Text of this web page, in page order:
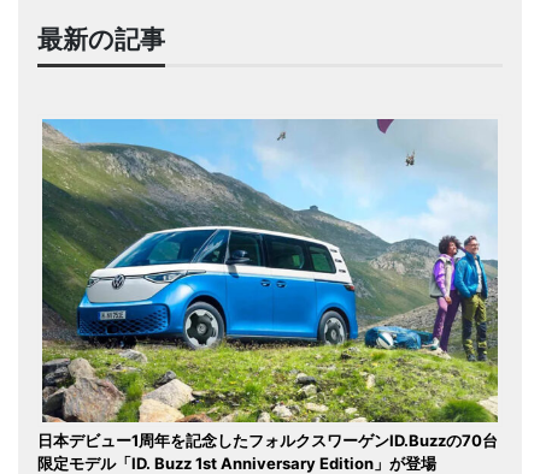
最新の記事
日本デビュー1周年を記念したフォルクスワーゲンID.Buzzの70台
限定モデル「ID. Buzz 1st Anniversary Edition」が登場